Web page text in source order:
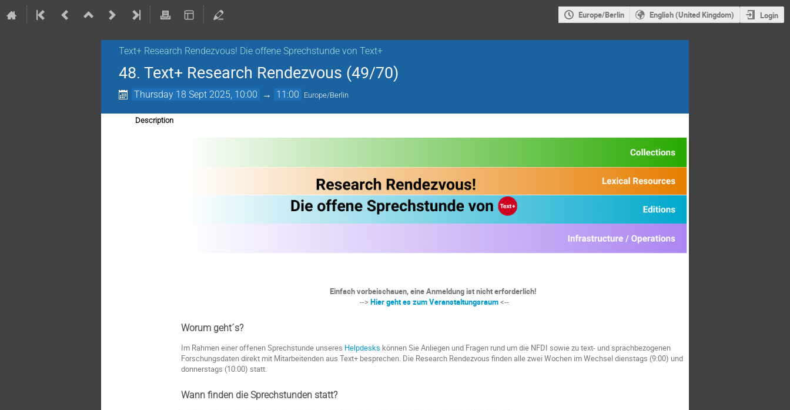
Europe/Berlin English (United Kingdom) Login
Text+ Research Rendezvous! Die offene Sprechstunde von Text+
48. Text+ Research Rendezvous (49/70)
Thursday 18 Sept 2025, 10:00 → 11:00 Europe/Berlin
Description
Einfach vorbeischauen, eine Anmeldung ist nicht erforderlich!
-->Hier geht es zum Veranstaltungsraum<--
Worum geht´s?
Im Rahmen einer offenen Sprechstunde unseres Helpdesks können Sie Anliegen und Fragen rund um die NFDI sowie zu text- und sprachbezogenen
Forschungsdaten direkt mit Mitarbeitenden aus Text+ besprechen. Die Research Rendezvous finden alle zwei Wochen im Wechsel dienstags (9:00) und
donnerstags (10:00) statt.
Wann finden die Sprechstunden statt?